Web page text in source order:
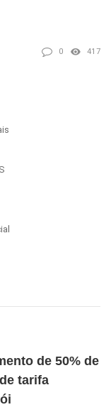
0 417
de 50% de
tarifa